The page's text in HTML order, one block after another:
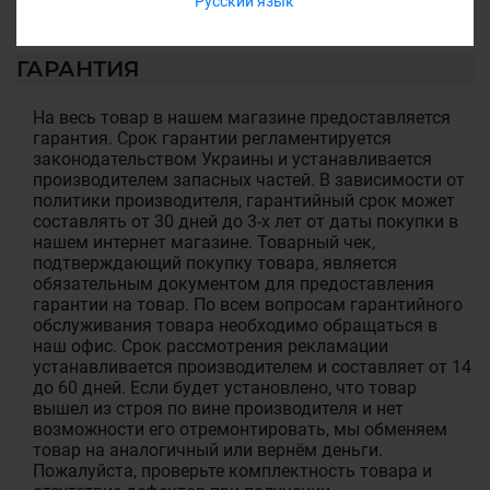
ГАРАНТИЯ
На весь товар в нашем магазине предоставляется
гарантия. Срок гарантии регламентируется
законодательством Украины и устанавливается
производителем запасных частей. В зависимости от
политики производителя, гарантийный срок может
составлять от 30 дней до 3-х лет от даты покупки в
нашем интернет магазине. Товарный чек,
подтверждающий покупку товара, является
обязательным документом для предоставления
гарантии на товар. По всем вопросам гарантийного
обслуживания товара необходимо обращаться в
наш офис. Срок рассмотрения рекламации
устанавливается производителем и составляет от 14
до 60 дней. Если будет установлено, что товар
вышел из строя по вине производителя и нет
возможности его отремонтировать, мы обменяем
товар на аналогичный или вернём деньги.
Пожалуйста, проверьте комплектность товара и